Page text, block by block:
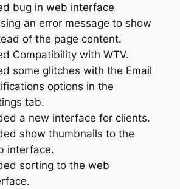
bug in web interface
an error message to show
of the page content.
Compatibility with WTV.
some glitches with the Email
options in the
tab.
a new interface for clients.
show thumbnails to the
interface.
sorting to the web